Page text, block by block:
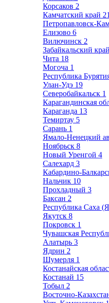
Корсаков 2
Камчатский край 21
Петропавловск-
Елизово 6
Вилючинск 2
Забайкальский край
Чита 18
Могоча 1
Республика
Улан-Удэ 19
Северобайкальск 1
Карагандинская
Караганда 13
Темиртау 5
Сарань 1
Ямало-Ненецкий
Ноябрьск 8
Новый Уренгой 4
Салехард 3
Кабардино-
Нальчик 10
Прохладный 3
Баксан 2
Республика Саха
Якутск 8
Покровск 1
Чувашская
Алатырь 3
Ядрин 2
Шумерля 1
Костанайская
Костанай 15
Тобыл 2
Восточно-